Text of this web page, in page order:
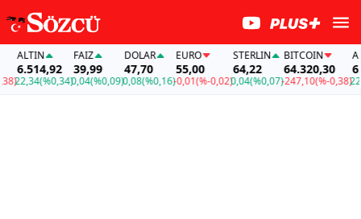
ALTIN
6.514,92
(%0,34)
FAİZ
39,99
0,04(%0,09)
DOLAR
47,70
0,08(%0,16)
EURO
55,00
-0,01(%-0,02)
STERLIN
64,22
0,04(%0,07)
BITCOIN
64.320,30
-247,10(%-0,38)22,34